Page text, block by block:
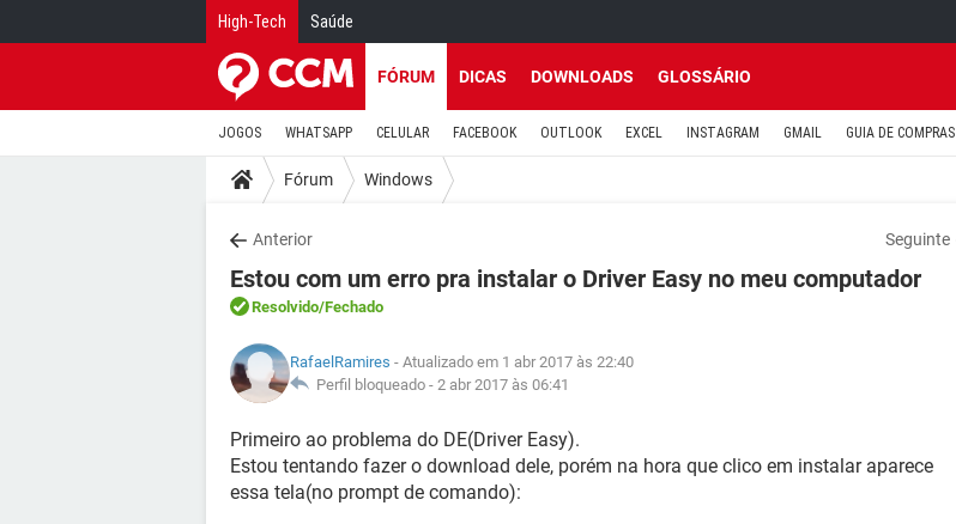
High-Tech Saúde
FÓRUM DICAS DOWNLOADS GLOSSÁRIO
JOGOS WHATSAPP CELULAR FACEBOOK OUTLOOK EXCEL INSTAGRAM GMAIL GUIA DE COMPRAS
Fórum Windows
Anterior Seguinte
Estou com um erro pra instalar o Driver Easy no meu computador
Resolvido/Fechado
RafaelRamires - Atualizado em 1 abr 2017 às 22:40
Perfil bloqueado - 2 abr 2017 às 06:41
Primeiro ao problema do DE(Driver Easy).
Estou tentando fazer o download dele, porém na hora que clico em instalar aparece
essa tela(no prompt de comando):